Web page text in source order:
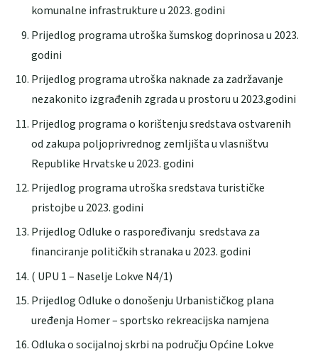
komunalne infrastrukture u 2023. godini
Prijedlog programa utroška šumskog doprinosa u 2023.
godini
Prijedlog programa utroška naknade za zadržavanje
nezakonito izgrađenih zgrada u prostoru u 2023.godini
Prijedlog programa o korištenju sredstava ostvarenih
od zakupa poljoprivrednog zemljišta u vlasništvu
Republike Hrvatske u 2023. godini
Prijedlog programa utroška sredstava turističke
pristojbe u 2023. godini
Prijedlog Odluke o raspoređivanju sredstava za
financiranje političkih stranaka u 2023. godini
( UPU 1 – Naselje Lokve N4/1)
Prijedlog Odluke o donošenju Urbanističkog plana
uređenja Homer – sportsko rekreacijska namjena
Odluka o socijalnoj skrbi na području Općine Lokve